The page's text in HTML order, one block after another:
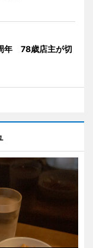
年 78歳店主が切